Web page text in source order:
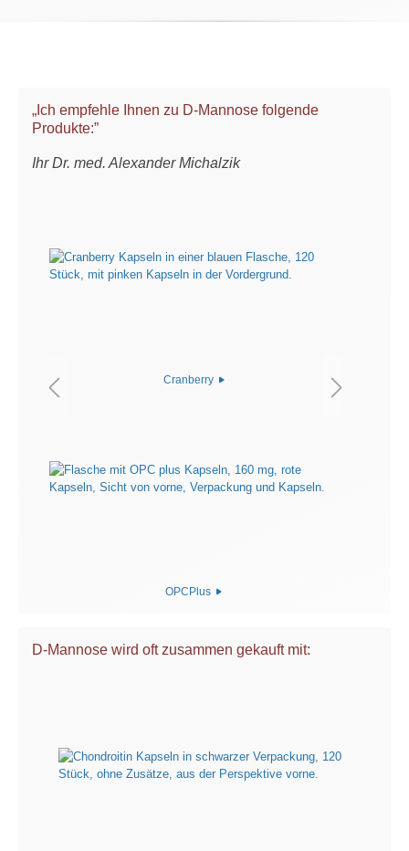
„Ich empfehle Ihnen zu D-Mannose folgende
Produkte:”
Ihr Dr. med. Alexander Michalzik
Cranberry
OPCPlus
D-Mannose wird oft zusammen gekauft mit: